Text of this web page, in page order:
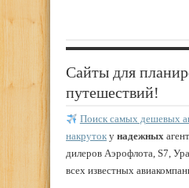
Сайты для
путешествий!
Поиск самых дешевых
накруток у надежных
дилеров Аэрофлота, S7,
всех известных